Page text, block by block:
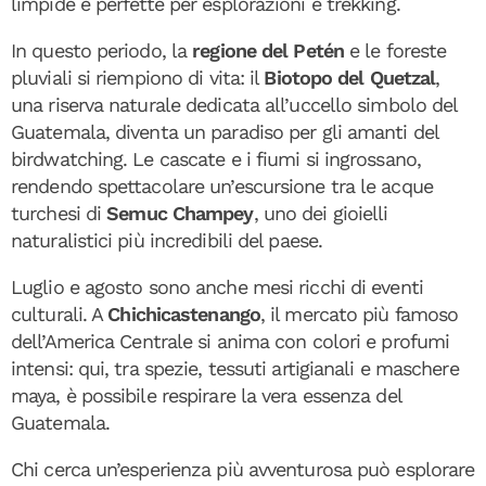
In questo periodo, la regione del Peténe le foreste
pluviali si riempiono di vita: il Biotopo del Quetzal,
una riserva naturale dedicata all’uccello simbolo del
Guatemala, diventa un paradiso per gli amanti del
birdwatching. Le cascate e i fiumi si ingrossano,
rendendo spettacolare un’escursione tra le acque
turchesi diSemuc Champey, uno dei gioielli
naturalistici più incredibili del paese.
Luglio e agosto sono anche mesi ricchi di eventi
culturali. A Chichicastenango, il mercato più famoso
dell’America Centrale si anima con colori e profumi
intensi: qui, tra spezie, tessuti artigianali e maschere
maya, è possibile respirare la vera essenza del
Guatemala.
Chi cerca un’esperienza più avventurosa può esplorare